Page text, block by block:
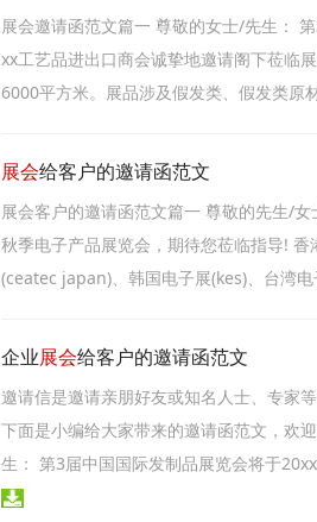
展会邀请函范文篇一 尊敬的女士/先生：
xx工艺品进出口商会诚挚地邀请阁下莅临
6000平方米。展品涉及假发类、假发类原
展会给客户的邀请函范文
展会客户的邀请函范文篇一 尊敬的先生/
秋季电子产品展览会，期待您莅临指导!
(ceatec japan)、韩国电子展(kes)、台湾
企业展会给客户的邀请函范文
邀请信是邀请亲朋好友或知名人士、专家
下面是小编给大家带来的邀请函范文，欢
生： 第3届中国国际发制品展览会将于